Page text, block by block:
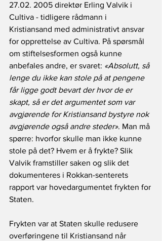
27.02. 2005 direktør Erling Valvik i
Cultiva - tidligere rådmann i
Kristiansand med administrativt ansvar
for opprettelse av Cultiva. På spørsmål
om stiftelsesformen også kunne
anbefales andre, er svaret: «Absolutt, så
lenge du ikke kan stole på at pengene
får ligge godt bevart der hvor de er
skapt, så er det argumentet som var
avgjørende for Kristiansand bystyre nok
avgjørende også andre steder». Man må
spørre: hvorfor skulle man ikke kunne
stole på det? Hvem er å frykte? Slik
Valvik framstiller saken og slik det
dokumenteres i Rokkan-senterets
rapport var hovedargumentet frykten for
Staten.
Frykten var at Staten skulle redusere
overføringene til Kristiansand når